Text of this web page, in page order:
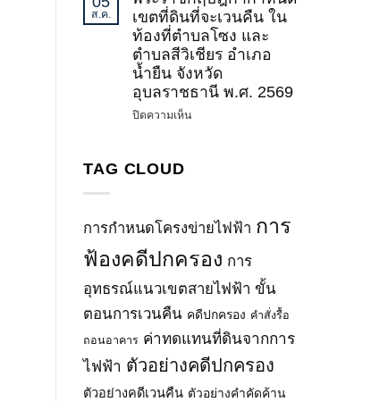
3
และ
วงจร
ที่
4
ปรับ
ระบบ
ข่าย
(ฉบับ
ที่
พ.ศ.
2569
ตามพ
ระ
ระบบ
โครง
ข่าย
ไฟฟ้า
500
กิโล
โวลต์
แก้
และ
แนว
ระบบ
โครง
ไฟฟ้า)
ตามพ
กฤษฎีกา
กำหนด
เขต
ที่ดิน
ที่
จะ
หาดใหญ่
สงขลา
พ.ศ.
ส.ค.
เขตที่ดินที่จะเวนคืน ใน
ท้องที่ตำบลโซง และ
ตำบลสีวิเชียร อำเภอ
น้ำยืน จังหวัด
อุบลราชธานี พ.ศ. 2569
ปิดความเห็นบน
ที่
เวนคืน
ใน
ที่
ตำบล
และ
ตำบล
TAG CLOUD
การกำหนดโครงข่ายไฟฟ้า การ
ฟ้องคดีปกครอง การ
อุทธรณ์แนวเขตสายไฟฟ้า ขั้น
ตอนการเวนคืน คดีปกครอง คำสั่งรื้อ
ถอนอาคาร ค่าทดแทนที่ดินจากการ
ไฟฟ้า ตัวอย่างคดีปกครอง
ตัวอย่างคดีเวนคืน ตัวอย่างคำคัดค้าน